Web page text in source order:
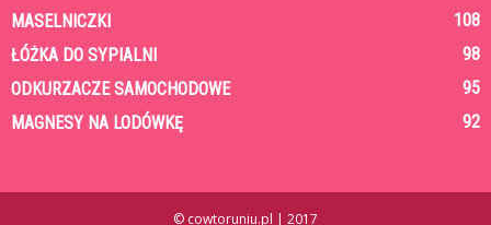
MASELNICZKI
108
ŁÓŻKA DO SYPIALNI
98
ODKURZACZE SAMOCHODOWE
95
MAGNESY NA LODÓWKĘ
92
© cowtoruniu.pl | 2017